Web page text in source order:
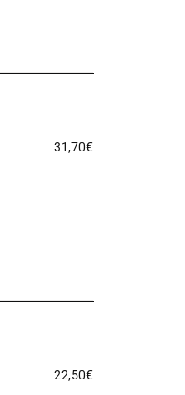
31,70€
22,50€